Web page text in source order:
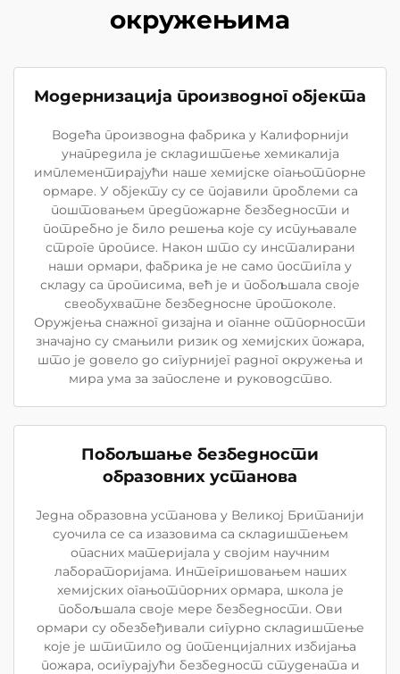
окружењима
Модернизација производног објекта
Водећа производна фабрика у Калифорнији
унапредила је складиштење хемикалија
имплементирајући наше хемијске огањотпорне
ормаре. У објекту су се појавили проблеми са
поштовањем предпожарне безбедности и
потребно је било решења које су испуњавале
строге прописе. Након што су инсталирани
наши ормари, фабрика је не само постигла у
складу са прописима, већ је и побољшала своје
свеобухватне безбедносне протоколе.
Оружјења снажног дизајна и оганне отпорности
значајно су смањили ризик од хемијских пожара,
што је довело до сигурнијег радног окружења и
мира ума за запослене и руководство.
Побољшање безбедности
образовних установа
Једна образовна установа у Великој Британији
суочила се са изазовима са складиштењем
опасних материјала у својим научним
лабораторијама. Интегришовањем наших
хемијских огањотпорних ормара, школа је
побољшала своје мере безбедности. Ови
ормари су обезбеђивали сигурно складиштење
које је штитило од потенцијалних избијања
пожара, осигурајући безбедност студената и